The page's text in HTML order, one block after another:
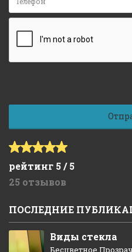
рейтинг 5 / 5
25 отзывов
ПОСЛЕДНИЕ
Виды стекла
Бесцветное